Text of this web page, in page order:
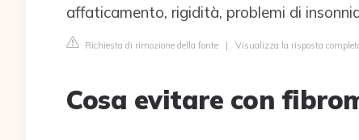
affaticamento, rigidità, problemi di
Richiesta di rimozione della fonte | Visualizza la risposta
Cosa evitare con